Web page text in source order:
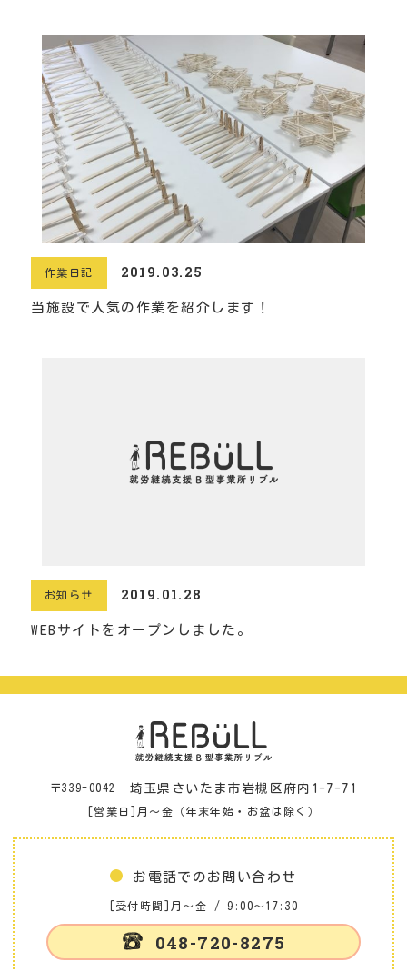
作業日記 2019.03.25
当施設で人気の作業を紹介します！
お知らせ 2019.01.28
WEBサイトをオープンしました。
〒339-0042 埼玉県さいたま市岩槻区府内1-7-71
[営業日]月～金（年末年始・お盆は除く）
お電話でのお問い合わせ
[受付時間]月～金 / 9:00～17:30
048-720-8275